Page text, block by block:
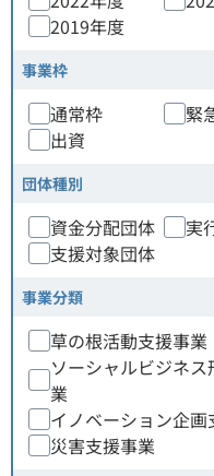
2019年度
事業枠
通常枠 緊
出資
団体種別
資金分配団体 実
支援対象団体
事業分類
草の根活動支援事業
ソーシャルビジネ
業
イノベーション企画
災害支援事業